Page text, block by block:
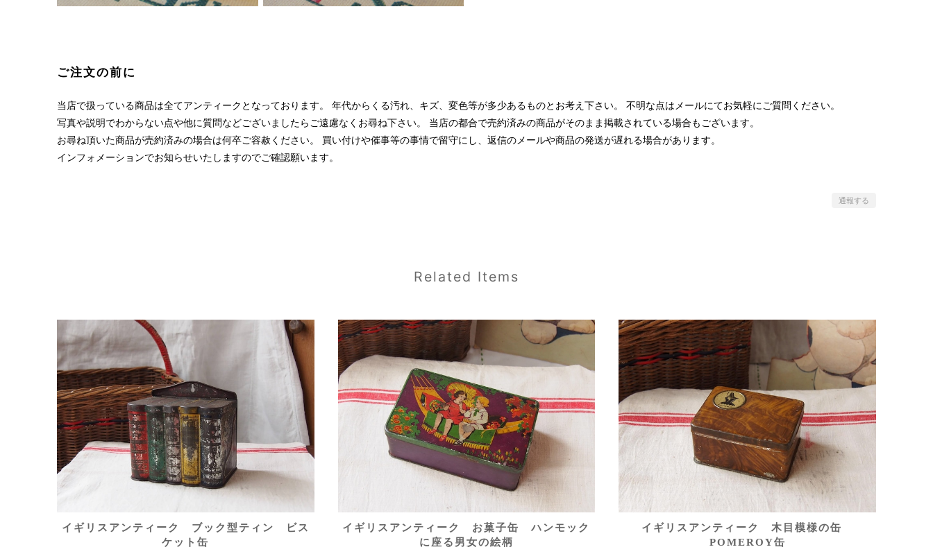
ご注文の前に
当店で扱っている商品は全てアンティークとなっております。 年代からくる汚れ、キズ、変色等が多少あるものとお考え下さい。 不明な点はメールにてお気軽にご質問ください。
写真や説明でわからない点や他に質問などございましたらご遠慮なくお尋ね下さい。 当店の都合で売約済みの商品がそのまま掲載されている場合もございます。
お尋ね頂いた商品が売約済みの場合は何卒ご容赦ください。 買い付けや催事等の事情で留守にし、返信のメールや商品の発送が遅れる場合があります。
インフォメーションでお知らせいたしますのでご確認願います。
通報する
Related Items
イギリスアンティーク ブック型ティン ビス
ケット缶
イギリスアンティーク お菓子缶 ハンモック
に座る男女の絵柄
イギリスアンティーク 木目模様の缶
POMEROY缶